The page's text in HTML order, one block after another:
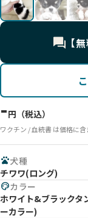
【
-円（税込）
ワクチン / 血統書 は価格に
pets犬種
チワワ(ロング)
paletteカラー
ホワイト&ブラックタ
ーカラー)